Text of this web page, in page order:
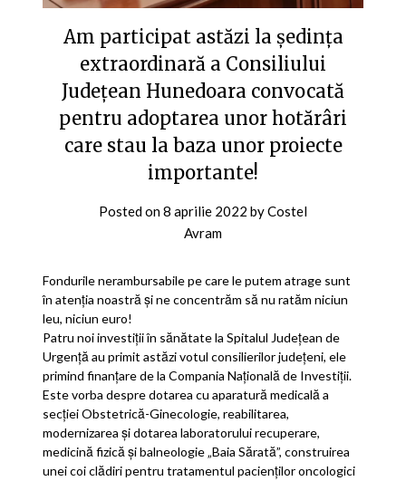
Am participat astăzi la ședința
extraordinară a Consiliului
Județean Hunedoara convocată
pentru adoptarea unor hotărâri
care stau la baza unor proiecte
importante!
Posted on8 aprilie 2022 byCostel
Avram
Fondurile nerambursabile pe care le putem atrage sunt
în atenția noastră și ne concentrăm să nu ratăm niciun
leu, niciun euro!
Patru noi investiții în sănătate la Spitalul Județean de
Urgență au primit astăzi votul consilierilor județeni, ele
primind finanțare de la Compania Națională de Investiții.
Este vorba despre dotarea cu aparatură medicală a
secției Obstetrică-Ginecologie, reabilitarea,
modernizarea și dotarea laboratorului recuperare,
medicină fizică și balneologie „Baia Sărată”, construirea
unei coi clădiri pentru tratamentul pacienților oncologici